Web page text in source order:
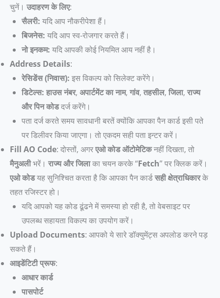
चुनें। उदाहरण के लिए:
सैलरी: यदि आप नौकरीपेशा हैं।
बिजनेस: यदि आप स्व-रोजगार करते हैं।
नो इनकम: यदि आपकी कोई नियमित आय नहीं है।
Address Details:
रेसिडेंस (निवास): इस विकल्प को सिलेक्ट करेंगे।
डिटेल्स: हाउस नंबर, अपार्टमेंट का नाम, गांव, तहसील, जिला, राज्य
और पिन कोडदर्ज करेंगे।
पता दर्ज करते समय सावधानी बरतें क्योंकि आपका पैन कार्ड इसी पते
पर डिलीवर किया जाएगा। तो एकदम सही पता इन्टर करें।
Fill AO Code: दोस्तों, अगरएओ कोडऑटोमेटिकनहीं दिखता, तो
मैनुअलीभरें। राज्य और जिलाका चयन करके “Fetch” पर क्लिक करें।
एओ कोडयह सुनिश्चित करता है कि आपका पैन कार्डसही क्षेत्राधिकारके
तहत रजिस्टर हो।
यदि आपको यह कोड ढूंढने में समस्या हो रही है, तो वेबसाइट पर
उपलब्ध सहायता विकल्प का उपयोग करें।
Upload Documents: आपको ये सारे डॉक्युमेंट्स अपलोड करने पड़
सकते हैं।
आइडेंटिटी प्रूफ:
आधार कार्ड
पासपोर्ट